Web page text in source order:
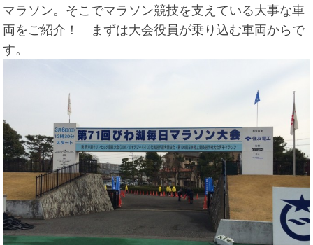
マラソン。そこでマラソン競技を支えている大事な車
両をご紹介！ まずは大会役員が乗り込む車両からで
す。